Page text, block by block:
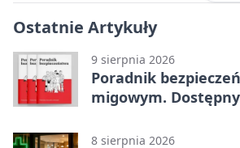
Ostatnie Artykuły
9 sierpnia 2026
Poradnik
migowym.
8 sierpnia 2026